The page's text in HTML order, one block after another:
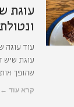
עוגת
עוד עוגה
עוגת שיש
שהופך
קרא עוד ←